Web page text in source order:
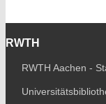
RWTH
RWTH Aachen -